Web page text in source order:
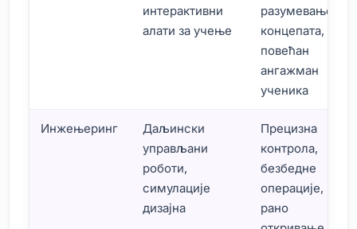
интерактивни
алати за учење
разумевање
концепата,
повећан
ангажман
ученика
Инжењеринг
Даљински
управљани
роботи,
симулације
дизајна
Прецизна
контрола,
безбедне
операције,
рано